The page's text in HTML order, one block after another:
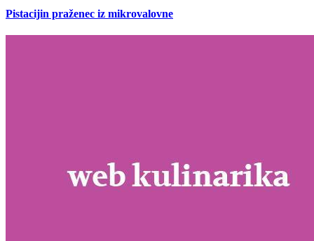
Pistacijin praženec iz mikrovalovne